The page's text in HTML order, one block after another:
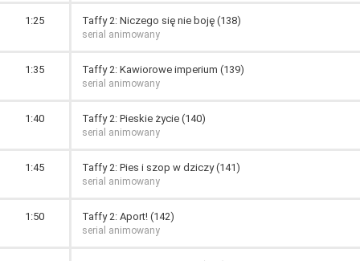
1:25 Taffy 2: Niczego się nie boję (138)
serial animowany
1:35 Taffy 2: Kawiorowe imperium (139)
serial animowany
1:40 Taffy 2: Pieskie życie (140)
serial animowany
1:45 Taffy 2: Pies i szop w dziczy (141)
serial animowany
1:50 Taffy 2: Aport! (142)
serial animowany